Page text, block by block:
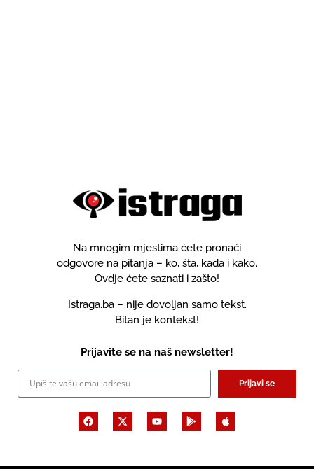
Na mnogim mjestima ćete pronaći
odgovore na pitanja – ko, šta, kada i kako.
Ovdje ćete saznati i zašto!
Istraga.ba – nije dovoljan samo tekst.
Bitan je kontekst!
Prijavite se na naš newsletter!
Prijavi se